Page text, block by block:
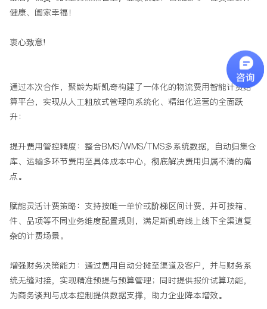
健康、阖家幸福！
衷心致意!
通过本次合作，聚龄为斯凯奇构建了一体化的物流费用智能计费结
算平台，实现从人工粗放式管理向系统化、精细化运营的全面跃
升：
提升费用管控精度：整合BMS/WMS/TMS多系统数据，自动归集仓
库、运输多环节费用至具体成本中心，彻底解决费用归属不清的痛
点。
赋能灵活计费策略：支持按唯一单价或阶梯区间计费，并可按箱、
件、品项等不同业务维度配置规则，满足斯凯奇线上线下全渠道复
杂的计费场景。
增强财务决策能力：通过费用自动分摊至渠道及客户，并与财务系
统无缝对接，实现精准预提与预算管理；同时提供报价试算功能，
为商务谈判与成本控制提供数据支撑，助力企业降本增效。